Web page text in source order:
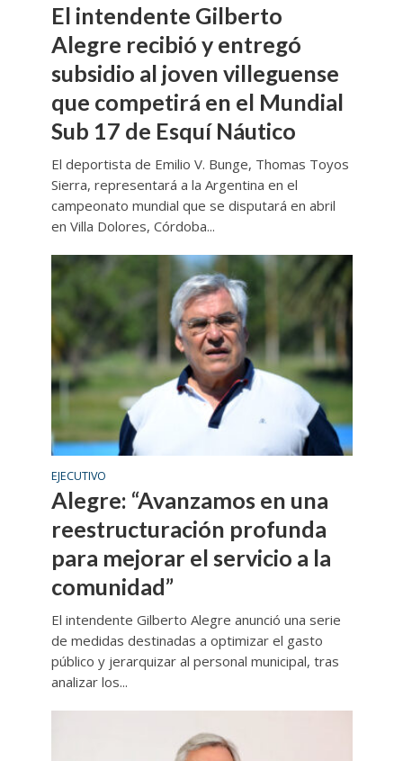
El intendente Gilberto
Alegre recibió y entregó
subsidio al joven villeguense
que competirá en el Mundial
Sub 17 de Esquí Náutico
El deportista de Emilio V. Bunge, Thomas Toyos
Sierra, representará a la Argentina en el
campeonato mundial que se disputará en abril
en Villa Dolores, Córdoba...
EJECUTIVO
Alegre: “Avanzamos en una
reestructuración profunda
para mejorar el servicio a la
comunidad”
El intendente Gilberto Alegre anunció una serie
de medidas destinadas a optimizar el gasto
público y jerarquizar al personal municipal, tras
analizar los...